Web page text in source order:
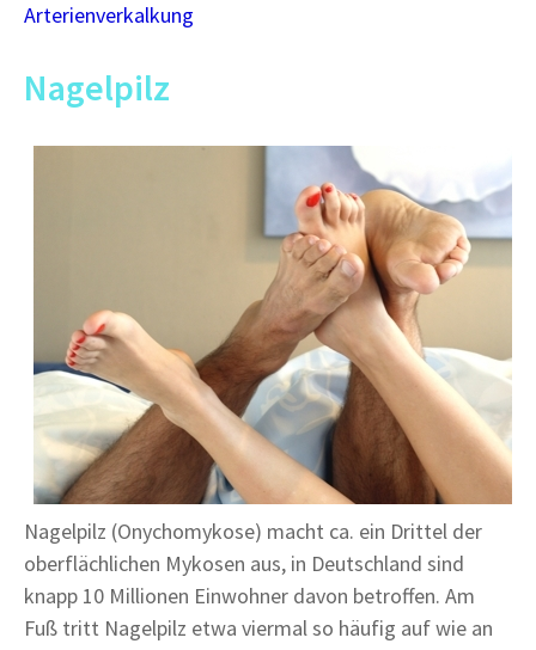
Arterienverkalkung
Nagelpilz
Nagelpilz (Onychomykose) macht ca. ein Drittel der
oberflächlichen Mykosen aus, in Deutschland sind
knapp 10 Millionen Einwohner davon betroffen. Am
Fuß tritt Nagelpilz etwa viermal so häufig auf wie an